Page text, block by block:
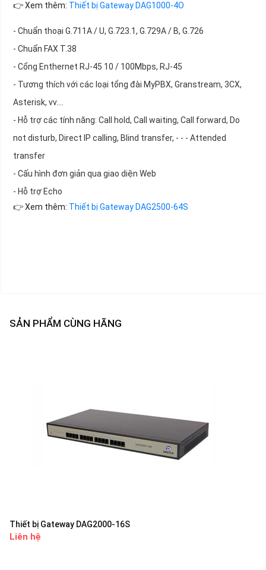
👉 Xem thêm: Thiết bị Gateway DAG1000-4O
- Chuẩn thoại G.711A / U, G.723.1, G.729A / B, G.726
- Chuẩn FAX T.38
- Cổng Enthernet RJ-45 10 / 100Mbps, RJ-45
- Tương thích với các loại tổng đài MyPBX, Granstream, 3CX,
Asterisk, vv....
- Hỗ trợ các tính năng: Call hold, Call waiting, Call forward, Do
not disturb, Direct IP calling, Blind transfer, - - - Attended
transfer
- Cấu hình đơn giản qua giao diện Web
- Hỗ trợ Echo
👉 Xem thêm: Thiết bị Gateway DAG2500-64S
SẢN PHẨM CÙNG HÃNG
Thiết bị Gateway DAG2000-16S
Liên hệ